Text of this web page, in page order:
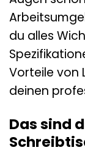
du alles
Vorteile von
deinen
Das sind